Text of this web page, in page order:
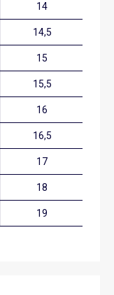
14
14,5
15
15,5
16
16,5
17
18
19